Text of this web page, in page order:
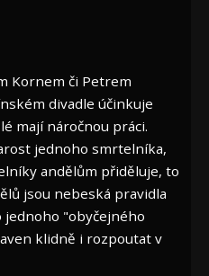
Kornem či Petrem
divadle účinkuje
mají náročnou práci.
jednoho smrtelníka,
andělům přiděluje, to
jsou nebeská pravidla
jednoho "obyčejného
klidně i rozpoutat v